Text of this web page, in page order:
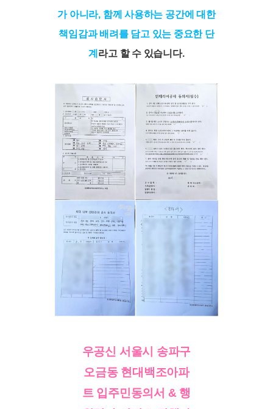
가 아니라, 함께 사용하는 공간에 대한
책임감과 배려를 담고 있는 중요한 단
계 라고 할 수 있습니다.
우공신 서울시 송파구
오금동 현대백조아파
트 입주민동의서 & 행